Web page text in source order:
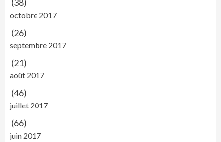
(38)
octobre 2017
(26)
septembre 2017
(21)
août 2017
(46)
juillet 2017
(66)
juin 2017